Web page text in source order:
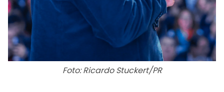
Foto: Ricardo Stuckert/PR